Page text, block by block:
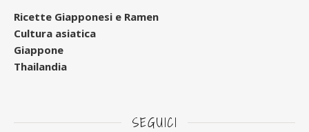
Ricette Giapponesi e Ramen
Cultura asiatica
Giappone
Thailandia
SEGUICI